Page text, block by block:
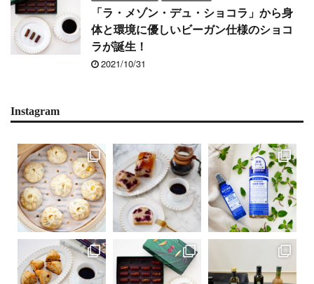
「ラ・メゾン・デュ・ショコラ」から身
体と環境に優しいビーガン仕様のショコ
ラが誕生！
2021/10/31
Instagram